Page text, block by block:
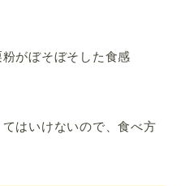
がぼそぼそした食感
はいけないので、食べ方